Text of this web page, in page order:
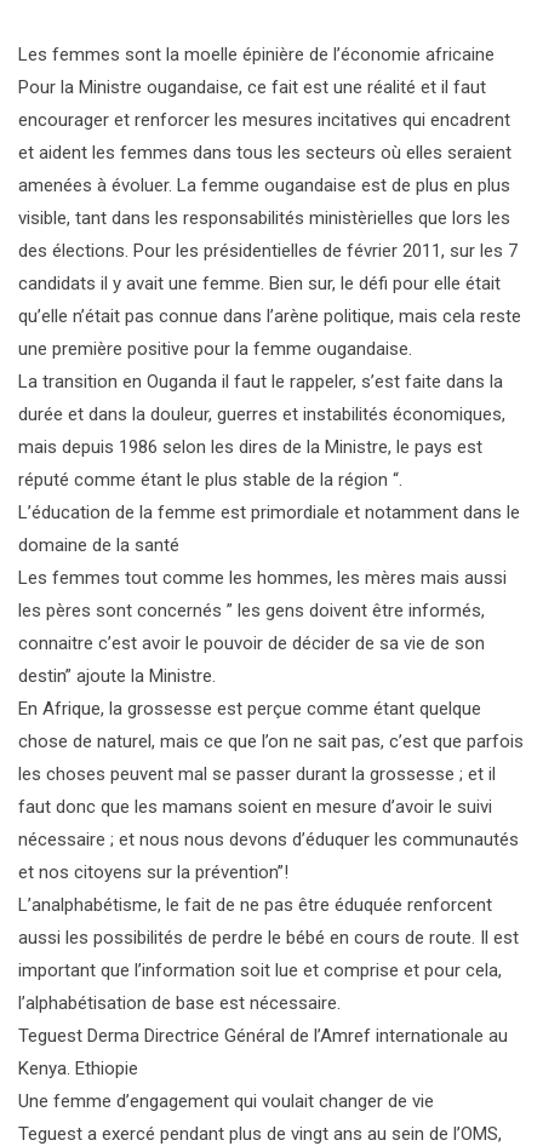
Les femmes sont la moelle épinière de l’économie africaine
Pour la Ministre ougandaise, ce fait est une réalité et il faut
encourager et renforcer les mesures incitatives qui encadrent
et aident les femmes dans tous les secteurs où elles seraient
amenées à évoluer. La femme ougandaise est de plus en plus
visible, tant dans les responsabilités ministèrielles que lors les
des élections. Pour les présidentielles de février 2011, sur les 7
candidats il y avait une femme. Bien sur, le défi pour elle était
qu’elle n’était pas connue dans l’arène politique, mais cela reste
une première positive pour la femme ougandaise.
La transition en Ouganda il faut le rappeler, s’est faite dans la
durée et dans la douleur, guerres et instabilités économiques,
mais depuis 1986 selon les dires de la Ministre, le pays est
réputé comme étant le plus stable de la région “.
L’éducation de la femme est primordiale et notamment dans le
domaine de la santé
Les femmes tout comme les hommes, les mères mais aussi
les pères sont concernés ” les gens doivent être informés,
connaitre c’est avoir le pouvoir de décider de sa vie de son
destin” ajoute la Ministre.
En Afrique, la grossesse est perçue comme étant quelque
chose de naturel, mais ce que l’on ne sait pas, c’est que parfois
les choses peuvent mal se passer durant la grossesse ; et il
faut donc que les mamans soient en mesure d’avoir le suivi
nécessaire ; et nous nous devons d’éduquer les communautés
et nos citoyens sur la prévention”!
L’analphabétisme, le fait de ne pas être éduquée renforcent
aussi les possibilités de perdre le bébé en cours de route. Il est
important que l’information soit lue et comprise et pour cela,
l’alphabétisation de base est nécessaire.
Teguest Derma Directrice Général de l’Amref internationale au
Kenya. Ethiopie
Une femme d’engagement qui voulait changer de vie
Teguest a exercé pendant plus de vingt ans au sein de l’OMS,